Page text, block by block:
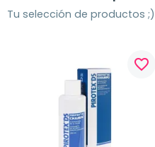
Tu selección de productos ;)
favorite_border